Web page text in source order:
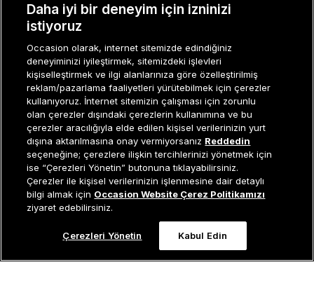
Sepete Ekle
Müşteri İlişkileri0 850 800 01 20
KURUMSAL
KADIN KATEGORILER
GRUP MARKALAR
ERKEK KATEGORILER
Occasion bir EREN PERAKENDE markasıdır. © Eren Holding
Daha iyi bir deneyim için izninizi
istiyoruz
Occasion olarak, internet sitemizde edindiğiniz
deneyiminizi iyileştirmek, sitemizdeki işlevleri
kişiselleştirmek ve ilgi alanlarınıza göre özelleştirilmiş
reklam/pazarlama faaliyetleri yürütebilmek için çerezler
kullanıyoruz. İnternet sitemizin çalışması için zorunlu
olan çerezler dışındaki çerezlerin kullanımına ve bu
çerezler aracılığıyla elde edilen kişisel verilerinizin yurt
dışına aktarılmasına onay vermiyorsanız Reddedin
seçeneğine; çerezlere ilişkin tercihlerinizi yönetmek için
ise “Çerezleri Yönetin” butonuna tıklayabilirsiniz.
Çerezler ile kişisel verilerinizin işlenmesine dair detaylı
bilgi almak için Occasion Website Çerez Politikamızı
ziyaret edebilirsiniz.
Çerezleri Yönetin Kabul Edin